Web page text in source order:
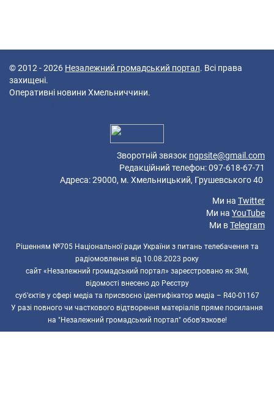
© 2012 - 2026 Незалежний громадський портал. Всі права
захищені.
Оперативні новини Хмельниччини.
Зворотній звязок ngpsite@gmail.com
Редакційний телефон: 097-618-67-71
Адреса: 29000, м. Хмельницький, Грушевського 40
Ми на Twitter
Ми на YouTube
Ми вTelegram
Рішенням №705 Національної ради України з питань телебачення та
радіомовлення від 10.08.2023 року
сайт «Незалежний громадський портал» зареєстровано як ЗМІ,
відомості внесено до Реєстру
суб’єктів у сфері медіа та присвоєно ідентифікатор медіа – R40-01167
У разі повного чи часткового відтворення матеріалів пряме посилання
на "Незалежний громадський портал" обов'язкове!